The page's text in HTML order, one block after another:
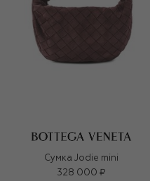
Сумка Jodie mini
328 000 ₽